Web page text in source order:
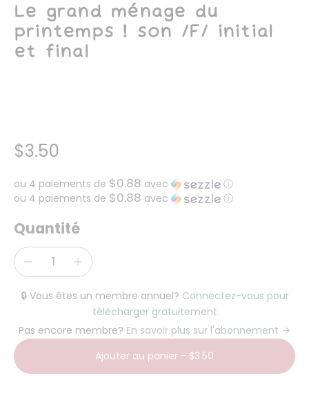
Le grand ménage du
printemps ! son /F/ initial
et final
$3.50
ou 4 paiements de $0.88 avec
ⓘ
ou 4 paiements de $0.88 avec ⓘ
Quantité
🔒 Vous êtes un membre annuel? Connectez-vous pour
télécharger gratuitement
Pas encore membre? En savoir plus sur l'abonnement →
Ajouter au panier - $3.50